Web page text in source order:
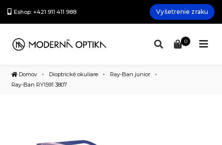
Eshop: +421 911 411 988 Vyšetrenie zraku
0
Domov Dioptrické okuliare
Ray-Ban junior
Ray-Ban RY1591 3807